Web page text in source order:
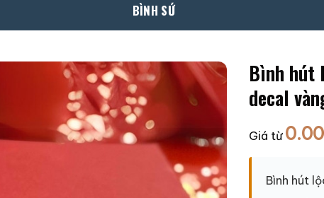
BÌNH SỨ
Bình hút
decal
Giá từ 0.00
Bình hút